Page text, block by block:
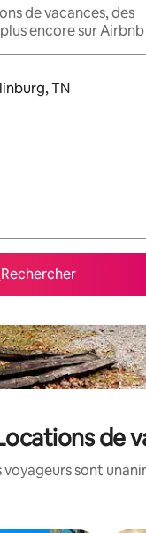
de vacances, des
encore sur Airbnb
s'affichent, utilisez les
Rechercher
de
voyageurs sont